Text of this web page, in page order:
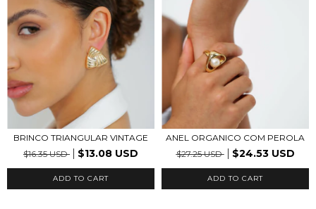
BRINCO TRIANGULAR VINTAGE
$16.35 USD
$13.08 USD
ADD TO CART
ANEL ORGANICO COM PEROLA
$27.25 USD
$24.53 USD
ADD TO CART